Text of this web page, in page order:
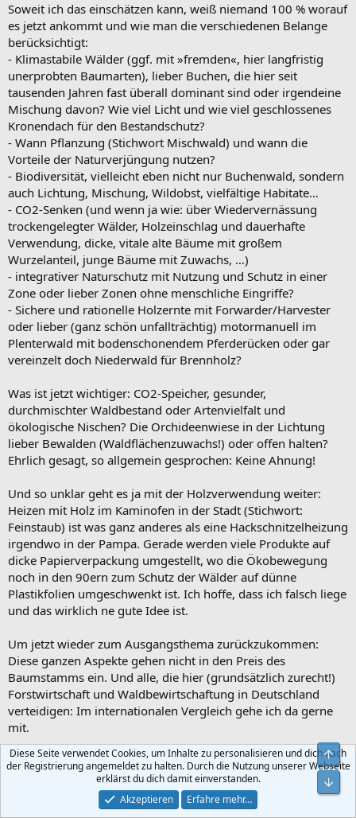
Soweit ich das einschätzen kann, weiß niemand 100 % worauf
es jetzt ankommt und wie man die verschiedenen Belange
berücksichtigt:
- Klimastabile Wälder (ggf. mit »fremden«, hier langfristig
unerprobten Baumarten), lieber Buchen, die hier seit
tausenden Jahren fast überall dominant sind oder irgendeine
Mischung davon? Wie viel Licht und wie viel geschlossenes
Kronendach für den Bestandschutz?
- Wann Pflanzung (Stichwort Mischwald) und wann die
Vorteile der Naturverjüngung nutzen?
- Biodiversität, vielleicht eben nicht nur Buchenwald, sondern
auch Lichtung, Mischung, Wildobst, vielfältige Habitate…
- CO2-Senken (und wenn ja wie: über Wiedervernässung
trockengelegter Wälder, Holzeinschlag und dauerhafte
Verwendung, dicke, vitale alte Bäume mit großem
Wurzelanteil, junge Bäume mit Zuwachs, …)
- integrativer Naturschutz mit Nutzung und Schutz in einer
Zone oder lieber Zonen ohne menschliche Eingriffe?
- Sichere und rationelle Holzernte mit Forwarder/Harvester
oder lieber (ganz schön unfallträchtig) motormanuell im
Plenterwald mit bodenschonendem Pferderücken oder gar
vereinzelt doch Niederwald für Brennholz?
Was ist jetzt wichtiger: CO2-Speicher, gesunder,
durchmischter Waldbestand oder Artenvielfalt und
ökologische Nischen? Die Orchideenwiese in der Lichtung
lieber Bewalden (Waldflächenzuwachs!) oder offen halten?
Ehrlich gesagt, so allgemein gesprochen: Keine Ahnung!
Und so unklar geht es ja mit der Holzverwendung weiter:
Heizen mit Holz im Kaminofen in der Stadt (Stichwort:
Feinstaub) ist was ganz anderes als eine Hackschnitzelheizung
irgendwo in der Pampa. Gerade werden viele Produkte auf
dicke Papierverpackung umgestellt, wo die Ökobewegung
noch in den 90ern zum Schutz der Wälder auf dünne
Plastikfolien umgeschwenkt ist. Ich hoffe, dass ich falsch liege
und das wirklich ne gute Idee ist.
Um jetzt wieder zum Ausgangsthema zurückzukommen:
Diese ganzen Aspekte gehen nicht in den Preis des
Baumstamms ein. Und alle, die hier (grundsätzlich zurecht!)
Forstwirtschaft und Waldbewirtschaftung in Deutschland
verteidigen: Im internationalen Vergleich gehe ich da gerne
mit.
Aber in vielen Wäldern in denen ich mich aufhalte geht auch
einiges schief, überforderte Förster (mit riesigen Revieren)
oder private Waldbesitzer getrieben von (individuell
nachvollziehbaren) kurzfristigen Entscheidungsgründen. Und
Diese Seite verwendet Cookies, um Inhalte zu personalisieren und dich nach
der Registrierung angemeldet zu halten. Durch die Nutzung unserer Webseite
erklärst du dich damit einverstanden.
Akzeptieren
Erfahre mehr…